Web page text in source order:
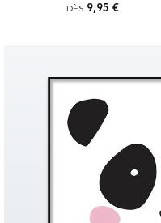
DÈS 9,95 €